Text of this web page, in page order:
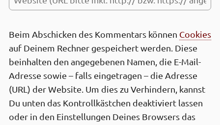
Beim Abschicken des Kommen­tars können Cookies
auf Deinem Rechner gespeichert werden. Diese
be­inhalten den ange­gebenen Namen, die E-Mail-
Adresse sowie – falls einge­tragen – die Adresse
(URL) der Web­site. Um dies zu Ver­hindern, kannst
Du unten das Kontrollkästchen deaktiviert lassen
oder in den Einstel­lungen Deines Browsers das